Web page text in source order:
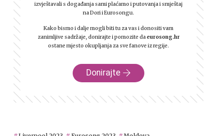
izvještavali s događanja sami plaćamo i putovanja i smještaj
na Dori i Eurosongu.
Kako bismo i dalje mogli biti tu za vas i donositi vam
zanimljive sadržaje, donirajte i pomozite da eurosong.hr
ostane mjesto okupljanja za sve fanove iz regije.
Donirajte